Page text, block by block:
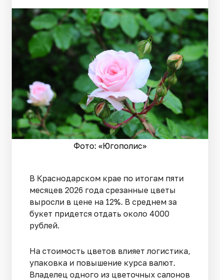
Фото: «Югополис»
В Краснодарском крае по итогам пяти
месяцев 2026 года срезанные цветы
выросли в цене на 12%. В среднем за
букет придется отдать около 4000
рублей.
На стоимость цветов влияет логистика,
упаковка и повышение курса валют.
Владелец одного из цветочных салонов